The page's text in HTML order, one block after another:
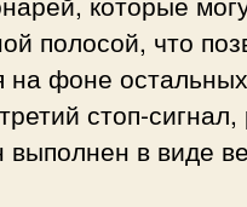
полосой, что
на фоне
стоп-
выполнен в виде